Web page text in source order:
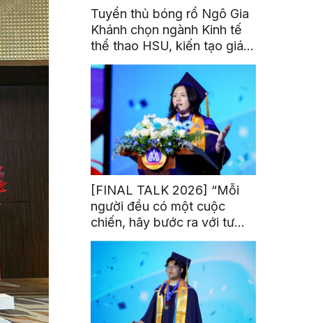
Tuyển thủ bóng rổ Ngô Gia
Khánh chọn ngành Kinh tế
thể thao HSU, kiến tạo giá
trị từ đam mê thể thao
[FINAL TALK 2026] “Mỗi
người đều có một cuộc
chiến, hãy bước ra với tư
thế của người chiến thắng”